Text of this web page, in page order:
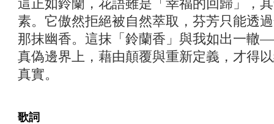
這正如鈴蘭，花語雖是「幸福的回歸」，
素。它傲然拒絕被自然萃取，芬芳只能透
那抹幽香。這抹「鈴蘭香」與我如出一轍
真偽邊界上，藉由顛覆與重新定義，才得
真實。
歌詞